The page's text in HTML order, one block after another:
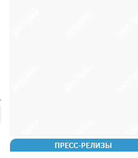
ПРЕСС-РЕЛИЗЫ